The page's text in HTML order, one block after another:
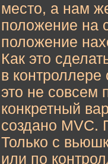
место, а нам
положение на
положение
Как это
в контроллере
это не совсем
конкретный
создано MVC.
Только с
или по